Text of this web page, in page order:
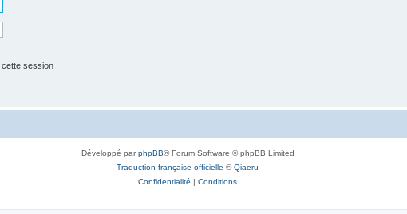
session
Développé parphpBB® Forum Software © phpBB Limited
Traduction française officielle ©Qiaeru
Confidentialité | Conditions